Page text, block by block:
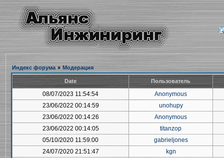
Индекс форума » Модерация
Date Пользователь
08/07/2023 11:54:54
Anonymous
23/06/2022 00:14:59
unohupy
23/06/2022 00:14:26
Anonymous
23/06/2022 00:14:05
titanzop
05/10/2020 11:59:00
gabrieljones
24/07/2020 21:51:47
kgn